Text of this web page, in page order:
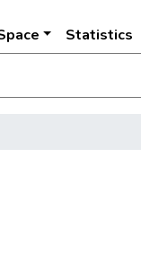
Statistics